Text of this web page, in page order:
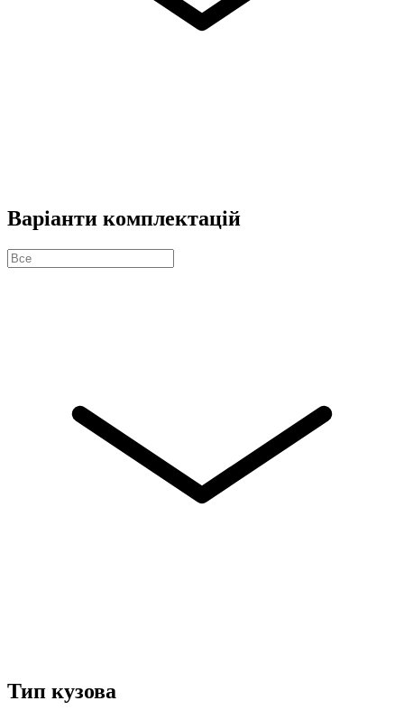
Варіанти комплектацій
Тип кузова